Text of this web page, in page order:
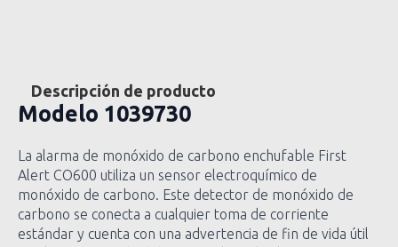
Descripción de producto
Modelo 1039730
La alarma de monóxido de carbono enchufable First
Alert CO600 utiliza un sensor electroquímico de
monóxido de carbono. Este detector de monóxido de
carbono se conecta a cualquier toma de corriente
estándar y cuenta con una advertencia de fin de vida útil